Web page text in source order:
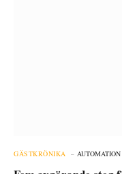
GÄSTKRÖNIKA AUTOMATION